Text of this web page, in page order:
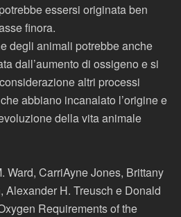
essersi originata ben
finora.
degli animali potrebbe anche
dall’aumento di ossigeno e si
altri processi
abbiano incanalato l’origine e
della vita animale
Ward, CarriAyne Jones, Brittany
Alexander H. Treusch e Donald
Requirements of the